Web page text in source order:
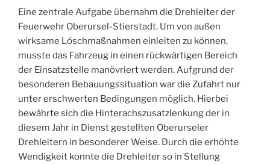
Eine zentrale Aufgabe übernahm die Drehleiter der
Feuerwehr Oberursel-Stierstadt. Um von außen
wirksame Löschmaßnahmen einleiten zu können,
musste das Fahrzeug in einen rückwärtigen Bereich
der Einsatzstelle manövriert werden. Aufgrund der
besonderen Bebauungssituation war die Zufahrt nur
unter erschwerten Bedingungen möglich. Hierbei
bewährte sich die Hinterachszusatzlenkung der in
diesem Jahr in Dienst gestellten Oberurseler
Drehleitern in besonderer Weise. Durch die erhöhte
Wendigkeit konnte die Drehleiter so in Stellung